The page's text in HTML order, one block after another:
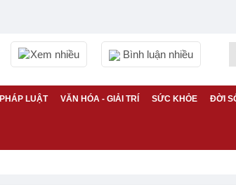
Xem nhiều Bình luận nhiều
PHÁP LUẬT VĂN HÓA - GIẢI TRÍ SỨC KHỎE ĐỜI